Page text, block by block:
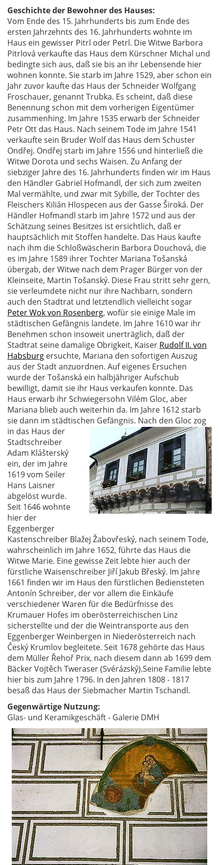
Geschichte der Bewohner des Hauses:
Vom Ende des 15. Jahrhunderts bis zum Ende des
ersten Jahrzehnts des 16. Jahrhunderts wohnte im
Haus ein gewisser Pitrl oder Petrl. Die Witwe Barbora
Pitrlová verkaufte das Haus dem Kürschner Michal und
bedingte sich aus, daß sie bis an ihr Lebensende hier
wohnen konnte. Sie starb im Jahre 1529, aber schon ein
Jahr zuvor kaufte das Haus der Schneider Wolfgang
Froschauer, genannt Trubka. Es scheint, daß diese
Benennung schon mit dem vorherigen Eigentümer
zusammenhing. Im Jahre 1535 erwarb der Schneider
Petr Ott das Haus. Nach seinem Tode im Jahre 1541
verkaufte sein Bruder Wolf das Haus dem Schuster
Ondřej. Ondřej starb im Jahre 1556 und hinterließ die
Witwe Dorota und sechs Waisen. Zu Anfang der
siebziger Jahre des 16. Jahrhunderts finden wir im Haus
den Händler Gabriel Hofmandl, der sich zum zweiten
Mal vermählte, und zwar mit Sybille, der Tochter des
Fleischers Kilián Hlospecen aus der Gasse Široká. Der
Händler Hofmandl starb im Jahre 1572 und aus der
Schätzung seines Besitzes ist ersichtlich, daß er
hauptsächlich mit Stoffen handelte. Das Haus kaufte
nach ihm die Schloßwäscherin Barbora Douchová, die
es im Jahre 1589 ihrer Tochter Mariana Tošanská
übergab, der Witwe nach dem Prager Bürger von der
Kleinseite, Martin Tošanský. Diese Frau stritt sehr gern,
sie verleumdete nicht nur ihre Nachbarn, sondern
auch den Stadtrat und letztendlich vielleicht sogar
Peter Wok von Rosenberg, wofür sie einige Male im
städtischen Gefängnis landete. Im Jahre 1610 war ihr
Benehmen schon insoweit unerträglich, daß der
Stadtrat seine damalige Obrigkeit, Kaiser Rudolf II. von
Habsburg ersuchte, Mariana den sofortigen Auszug
aus der Stadt anzuordnen. Auf eigenes Ersuchen
wurde der Tošanská ein halbjähriger Aufschub
bewilligt, damit sie ihr Haus verkaufen konnte. Das
Haus erwarb ihr Schwiegersohn Vilém Gloc, aber
Mariana blieb auch weiterhin da. Im Jahre 1612 starb
sie dann im städtischen Gefängnis. Nach den Gloc zog
in das Haus der
Stadtschreiber
Adam Klášterský
ein, der im Jahre
1619 vom Seiler
Hans Laisner
abgelöst wurde.
Seit 1646 wohnte
hier der
Eggenberger
Kastenschreiber Blažej Žabovřeský, nach seinem Tode,
wahrscheinlich im Jahre 1652, führte das Haus die
Witwe Marie. Eine gewisse Zeit lebte hier auch der
fürstliche Waisenschreiber Jiří Jakub Břeský. Im Jahre
1661 finden wir im Haus den fürstlichen Bediensteten
Antonín Schreiber, der vor allem die Einkäufe
verschiedener Waren für die Bedürfnisse des
Krumauer Hofes im oberösterreichischen Linz
sicherstellte und der die Weintransporte aus den
Eggenberger Weinbergen in Niederösterreich nach
Český Krumlov begleitete. Seit 1678 gehörte das Haus
dem Müller Řehoř Prix, nach diesem dann ab 1699 dem
Bäcker Vojtěch Tweraser (Svérázský).Seine Familie lebte
hier bis zum Jahre 1796. In den Jahren 1808 - 1817
besaß das Haus der Siebmacher Martin Tschandl.
Gegenwärtige Nutzung:
Glas- und Keramikgeschäft - Galerie DMH